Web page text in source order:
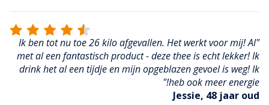
"Ik ben tot nu toe 26 kilo afgevallen. Het werkt voor mij! Al
met al een fantastisch product - deze thee is echt lekker! Ik
drink het al een tijdje en mijn opgeblazen gevoel is weg! Ik
heb ook meer energie!"
Jessie, 48 jaar oud